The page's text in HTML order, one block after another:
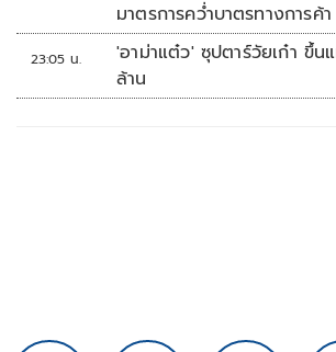
มาตรการคว่ำบาตรทางการค้า
23:05 น.
'อาม่าแต๋ว' ซุปตาร์วัยเก๋า ขึ้
ล้าน